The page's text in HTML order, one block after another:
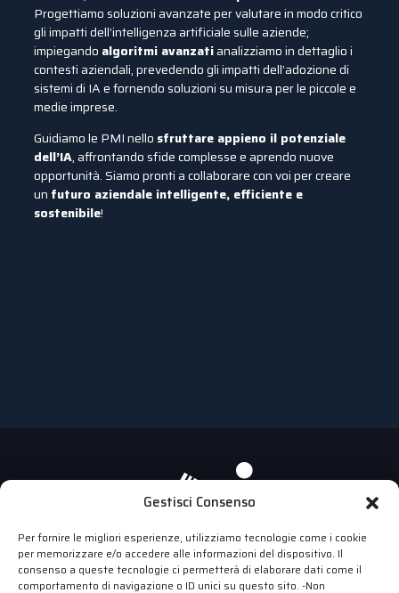
Gestisci Consenso
Per fornire le migliori esperienze, utilizziamo tecnologie come i cookie
per memorizzare e/o accedere alle informazioni del dispositivo. Il
consenso a queste tecnologie ci permetterà di elaborare dati come il
comportamento di navigazione o ID unici su questo sito. -Non
Progettiamo soluzioni avanzate per valutare in modo critico
gli impatti dell’intelligenza artificiale sulle aziende;
impiegando algoritmi avanzatianalizziamo in dettaglio i
contesti aziendali, prevedendo gli impatti dell’adozione di
sistemi di IA e fornendo soluzioni su misura per le piccole e
medie imprese.
Guidiamo le PMI nello sfruttare appieno il potenziale
dell’IA, affrontando sfide complesse e aprendo nuove
opportunità. Siamo pronti a collaborare con voi per creare
un futuro aziendale intelligente, efficiente e
sostenibile!